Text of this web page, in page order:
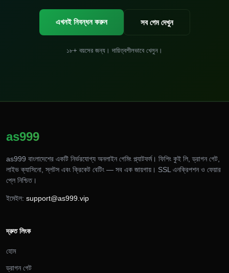
এখনই নিবন্ধন করুন সব গেম দেখুন
১৮+ বয়সের জন্য। দায়িত্বশীলভাবে খেলুন।
as999
as999 বাংলাদেশের একটি নির্ভরযোগ্য অনলাইন গেমিং প্ল্যাটফর্ম। ফিশিং কুই লি, ড্রাগন গেট,
লাইভ ক্যাসিনো, স্লটস এবং ক্রিকেট বেটিং — সব এক জায়গায়। SSL এনক্রিপশন ও ফেয়ার
প্লে নিশ্চিত।
ইমেইল: support@as999.vip
দ্রুত লিংক
হোম
ড্রাগন গেট